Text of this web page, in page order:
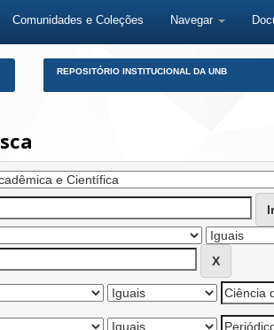
Comunidades e Coleções Navegar
REPOSITÓRIO INSTITUCIONAL DA UNB